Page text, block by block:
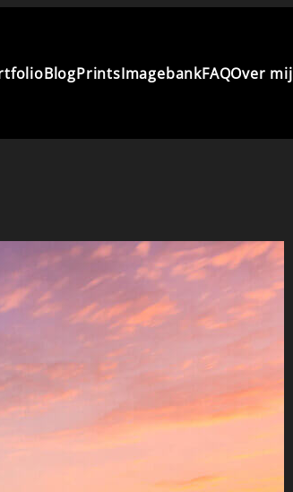
BlogPrintsImagebankFAQOver mij